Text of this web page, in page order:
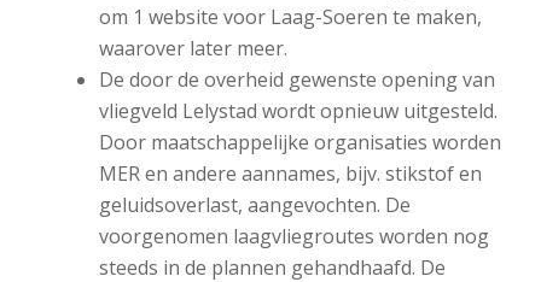
om 1 website voor Laag-Soeren te maken,
waarover later meer.
De door de overheid gewenste opening van
vliegveld Lelystad wordt opnieuw uitgesteld.
Door maatschappelijke organisaties worden
MER en andere aannames, bijv. stikstof en
geluidsoverlast, aangevochten. De
voorgenomen laagvliegroutes worden nog
steeds in de plannen gehandhaafd. De